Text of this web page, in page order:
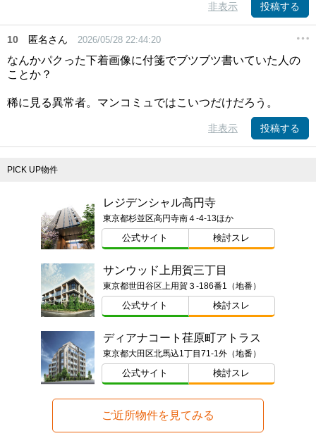
非表示 投稿する
10 匿名さん 2026/05/28 22:44:20
なんかパクった下着画像に付箋でブツブツ書いていた人の
ことか？
稀に見る異常者。マンコミュではこいつだけだろう。
非表示 投稿する
PICK UP物件
レジデンシャル高円寺
東京都杉並区高円寺南４-4-13ほか
公式サイト 検討スレ
サンウッド上用賀三丁目
東京都世田谷区上用賀３-186番1（地番）
公式サイト 検討スレ
ディアナコート荏原町アトラス
東京都大田区北馬込1丁目71-1外（地番）
公式サイト 検討スレ
ご近所物件を見てみる